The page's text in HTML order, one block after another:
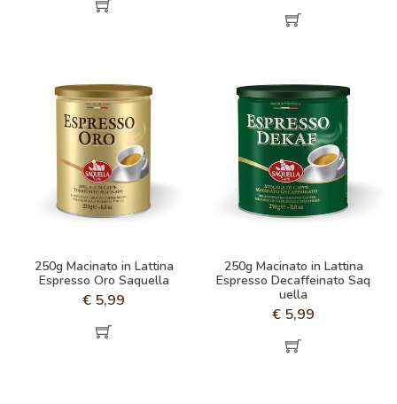
250g Macinato in Lattina
Espresso Oro Saquella
€ 5,99
250g Macinato in Lattina
Espresso Decaffeinato Saq
uella
€ 5,99